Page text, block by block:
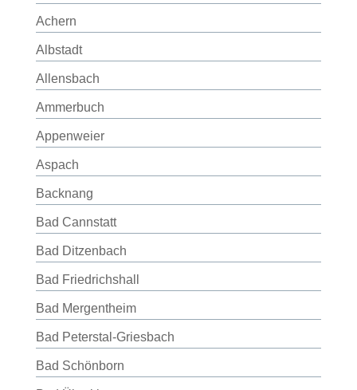
Achern
Albstadt
Allensbach
Ammerbuch
Appenweier
Aspach
Backnang
Bad Cannstatt
Bad Ditzenbach
Bad Friedrichshall
Bad Mergentheim
Bad Peterstal-Griesbach
Bad Schönborn